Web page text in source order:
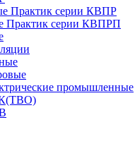
Практик серии КВПР
Практик серии КВПРП
промышленные